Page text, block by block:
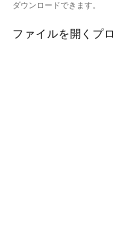
ダウンロードできます。
ファイルを開くプ